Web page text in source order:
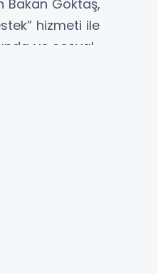
Bakan Göktaş,
hizmeti ile
ve sosyal